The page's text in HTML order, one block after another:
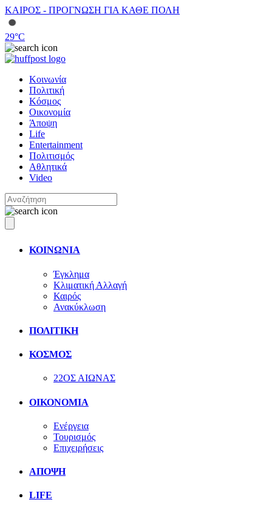
ΚΑΙΡΟΣ - ΠΡΟΓΝΩΣΗ ΓΙΑ ΚΑΘΕ ΠΟΛΗ
29°C
Κοινωνία
Πολιτική
Κόσμος
Οικονομία
Άποψη
Life
Entertainment
Πολιτισμός
Αθλητικά
Video
ΚΟΙΝΩΝΙΑ
Έγκλημα
Κλιματική Αλλαγή
Καιρός
Ανακύκλωση
ΠΟΛΙΤΙΚΗ
ΚΟΣΜΟΣ
22ΟΣ ΑΙΩΝΑΣ
ΟΙΚΟΝΟΜΙΑ
Ενέργεια
Τουρισμός
Επιχειρήσεις
ΑΠΟΨΗ
LIFE